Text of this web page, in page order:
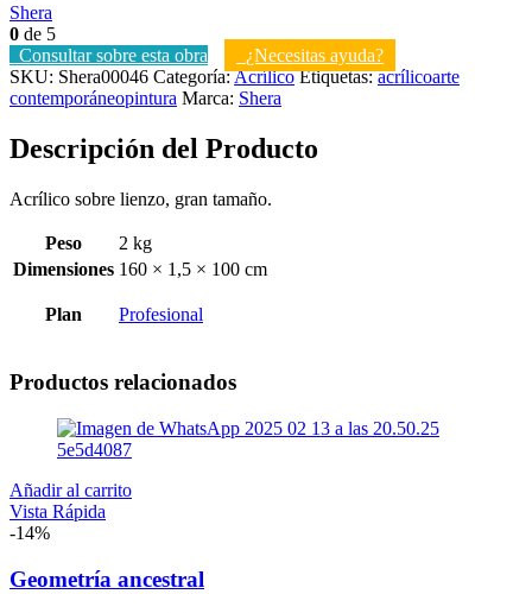
Shera
0 de 5
Consultar sobre esta obra
¿Necesitas ayuda?
SKU: Shera00046 Categoría:Acrílico Etiquetas:acrílicoarte
contemporáneopintura Marca: Shera
Descripción del Producto
Acrílico sobre lienzo, gran tamaño.
Peso
2 kg
Dimensiones 160 × 1,5 × 100 cm
Plan Profesional
Productos relacionados
Añadir al carrito
Vista Rápida
-14%
Geometría ancestral